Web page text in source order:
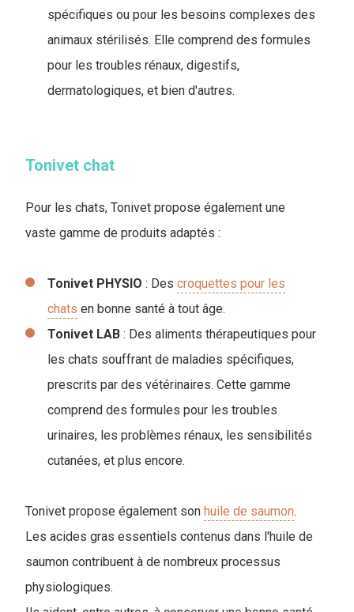
spécifiques ou pour les besoins complexes des
animaux stérilisés. Elle comprend des formules
pour les troubles rénaux, digestifs,
dermatologiques, et bien d'autres.
Tonivet chat
Pour les chats, Tonivet propose également une
vaste gamme de produits adaptés :
Tonivet PHYSIO : Des croquettes pour les
chats en bonne santé à tout âge.
Tonivet LAB : Des aliments thérapeutiques pour
les chats souffrant de maladies spécifiques,
prescrits par des vétérinaires. Cette gamme
comprend des formules pour les troubles
urinaires, les problèmes rénaux, les sensibilités
cutanées, et plus encore.
Tonivet propose également son huile de saumon.
Les acides gras essentiels contenus dans l'huile de
saumon contribuent à de nombreux processus
physiologiques.